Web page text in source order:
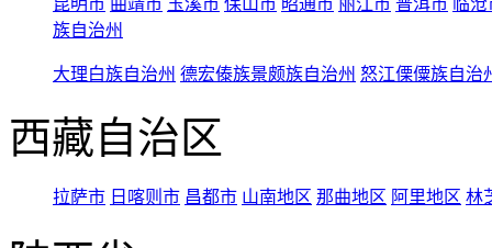
昆明市 曲靖市 玉溪市 保山市 昭通市 丽江市 普洱市 临
族自治州
大理白族自治州 德宏傣族景颇族自治州 怒江傈僳族自治
西藏自治区
拉萨市 日喀则市 昌都市 山南地区 那曲地区 阿里地区 林